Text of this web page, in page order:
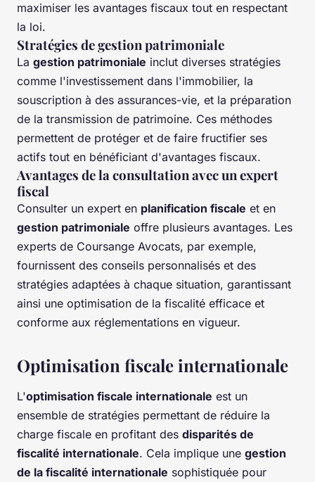
maximiser les avantages fiscaux tout en respectant
la loi.
Stratégies de gestion patrimoniale
La gestion patrimoniale inclut diverses stratégies
comme l'investissement dans l'immobilier, la
souscription à des assurances-vie, et la préparation
de la transmission de patrimoine. Ces méthodes
permettent de protéger et de faire fructifier ses
actifs tout en bénéficiant d'avantages fiscaux.
Avantages de la consultation avec un expert
fiscal
Consulter un expert en planification fiscale et en
gestion patrimoniale offre plusieurs avantages. Les
experts de Coursange Avocats, par exemple,
fournissent des conseils personnalisés et des
stratégies adaptées à chaque situation, garantissant
ainsi une optimisation de la fiscalité efficace et
conforme aux réglementations en vigueur.
Optimisation fiscale internationale
L'optimisation fiscale internationale est un
ensemble de stratégies permettant de réduire la
charge fiscale en profitant des disparités de
fiscalité internationale. Cela implique une gestion
de la fiscalité internationale sophistiquée pour